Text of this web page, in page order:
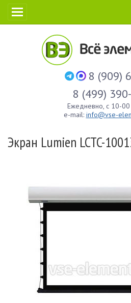
8 (909)
8 (499)
Ежедневно, с 10-
e-mail: info@vse-
Экран Lumien LCTC-